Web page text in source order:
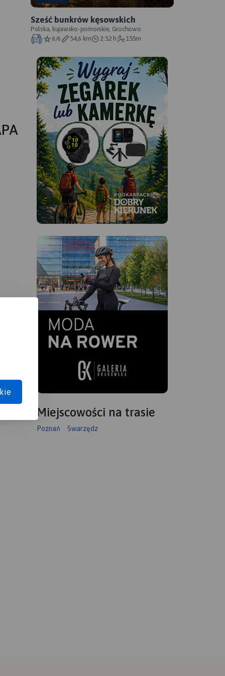
Sześć bunkrów kęsowskich
Polska, kujawsko-pomorskie, Grochowo
6/6
54,6 km 2:52 h 155m
Miejscowości na trasie
Poznań Swarzędz